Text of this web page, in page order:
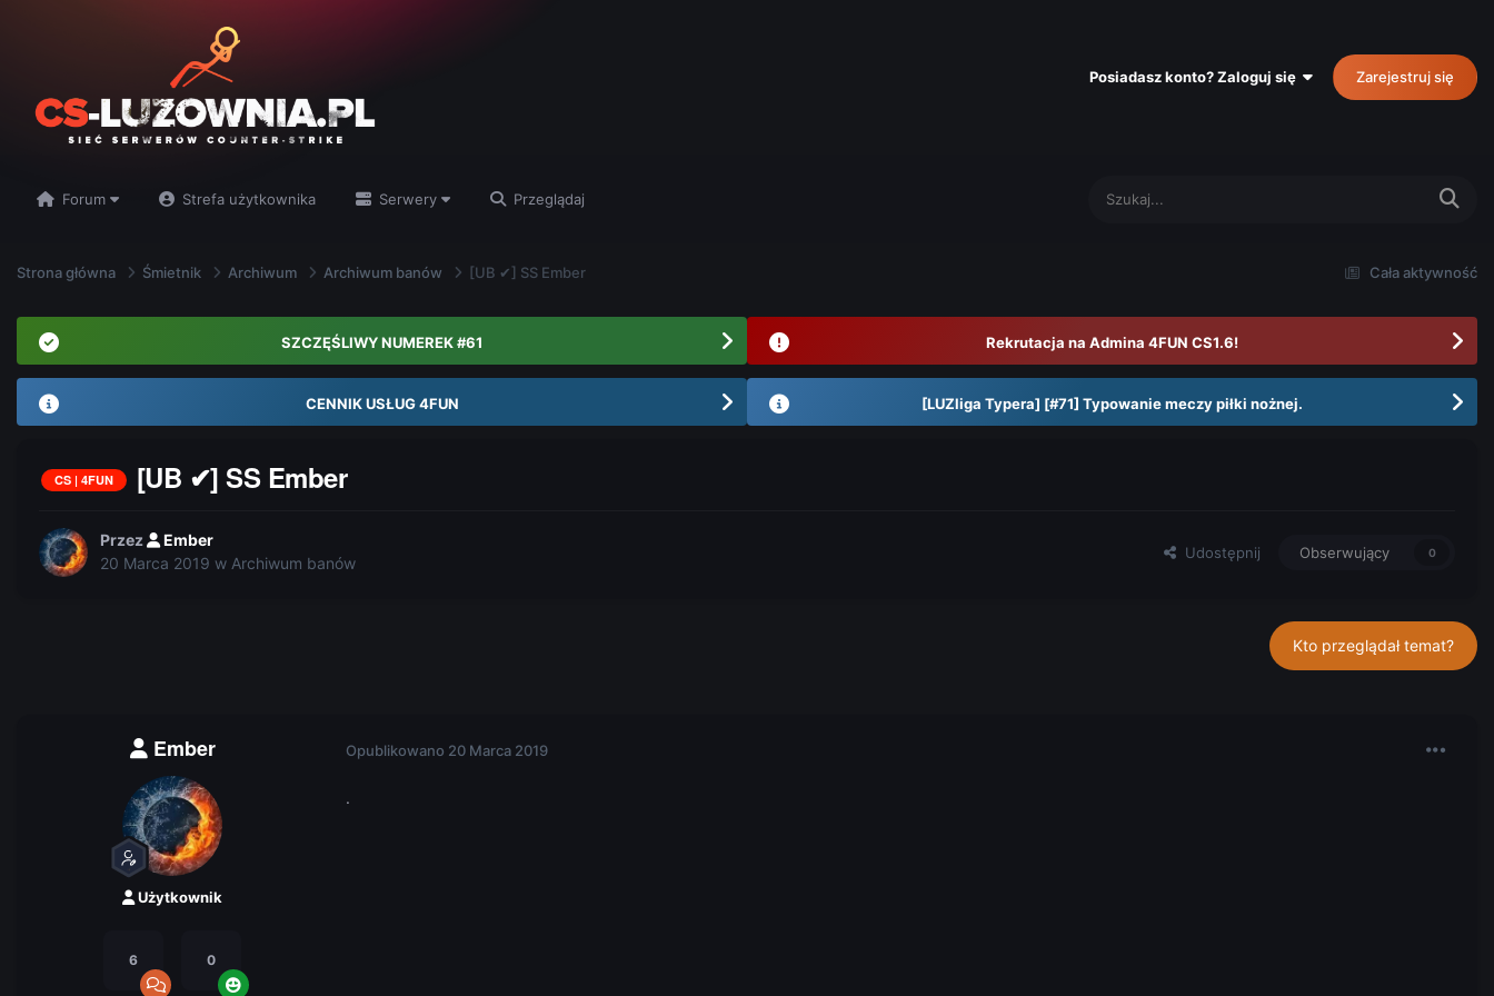
Posiadasz konto? Zaloguj się Zarejestruj się
Forum Strefa użytkownika Serwery Przeglądaj
Cała aktywność
Strona główna Śmietnik Archiwum Archiwum banów [UB ✔] SS Ember
SZCZĘŚLIWY NUMEREK #61 Rekrutacja na Admina 4FUN CS1.6!
CENNIK USŁUG 4FUN [LUZliga Typera] [#71] Typowanie meczy piłki nożnej.
CS | 4FUN [UB ✔] SS Ember
Przez
Ember
20 Marca 2019 w Archiwum banów
Udostępnij Obserwujący 0
Kto przeglądał temat?
Ember
Użytkownik
6 0
Opublikowano 20 Marca 2019
.